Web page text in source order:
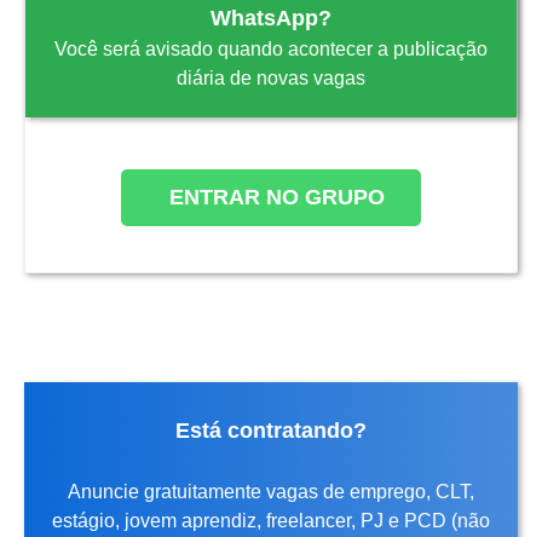
WhatsApp?
Você será avisado quando acontecer a publicação
diária de novas vagas
ENTRAR NO GRUPO
Está contratando?
Anuncie gratuitamente vagas de emprego, CLT,
estágio, jovem aprendiz, freelancer, PJ e PCD (não